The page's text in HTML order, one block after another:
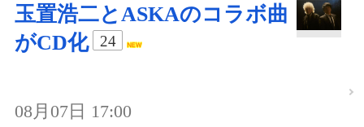
玉置浩二とASKAのコラボ曲
がCD化
24
08月07日 17:00